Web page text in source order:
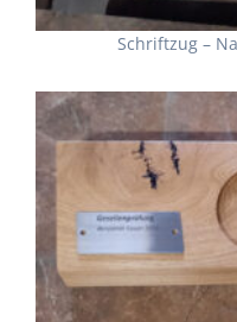
Schriftzug –